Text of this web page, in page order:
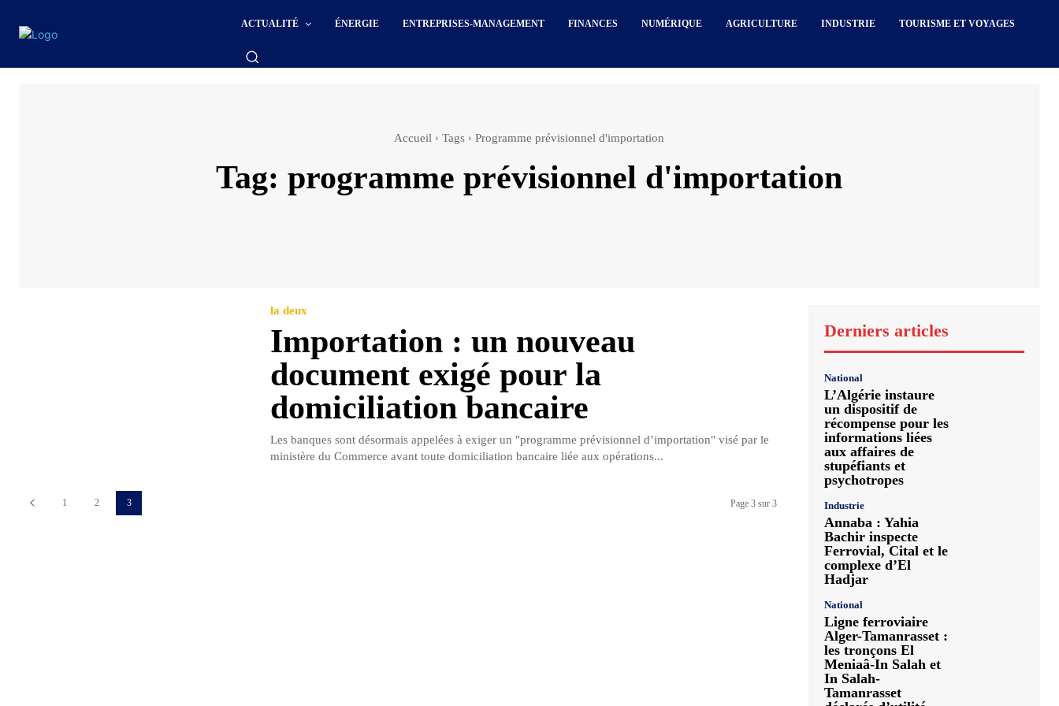
ACTUALITÉ ÉNERGIE ENTREPRISES-MANAGEMENT FINANCES NUMÉRIQUE AGRICULTURE INDUSTRIE TOURISME ET VOYAGES
Accueil Tags Programme prévisionnel d'importation
Tag: programme prévisionnel d'importation
la deux
Importation : un nouveau
document exigé pour la
domiciliation bancaire
Les banques sont désormais appelées à exiger un "programme prévisionnel d’importation" visé par le
ministère du Commerce avant toute domiciliation bancaire liée aux opérations...
1 2 3 Page 3 sur 3
Derniers articles
National
L’Algérie instaure
un dispositif de
récompense pour les
informations liées
aux affaires de
stupéfiants et
psychotropes
Industrie
Annaba : Yahia
Bachir inspecte
Ferrovial, Cital et le
complexe d’El
Hadjar
National
Ligne ferroviaire
Alger-Tamanrasset :
les tronçons El
Meniaâ-In Salah et
In Salah-
Tamanrasset